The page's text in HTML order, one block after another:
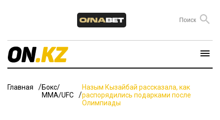
Главная
Бокс/
ММА/UFC
Назым Кызайбай рассказала, как
распорядились подарками после
Олимпиады